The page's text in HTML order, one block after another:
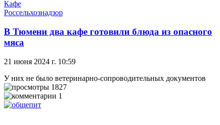
Кафе
Россельхознадзор
В Тюмени два кафе готовили блюда из опасного
мяса
21 июня 2024 г. 10:59
У них не было ветеринарно-сопроводительных документов
1827
1